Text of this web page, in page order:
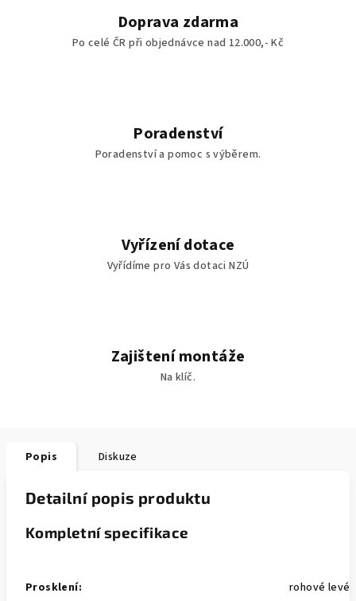
Doprava zdarma
Po celé ČR při objednávce nad 12.000,- Kč
Poradenství
Poradenství a pomoc s výběrem.
Vyřízení dotace
Vyřídíme pro Vás dotaci NZÚ
Zajištení montáže
Na klíč.
Popis Diskuze
Detailní popis produktu
Kompletní specifikace
Prosklení:
rohové levé